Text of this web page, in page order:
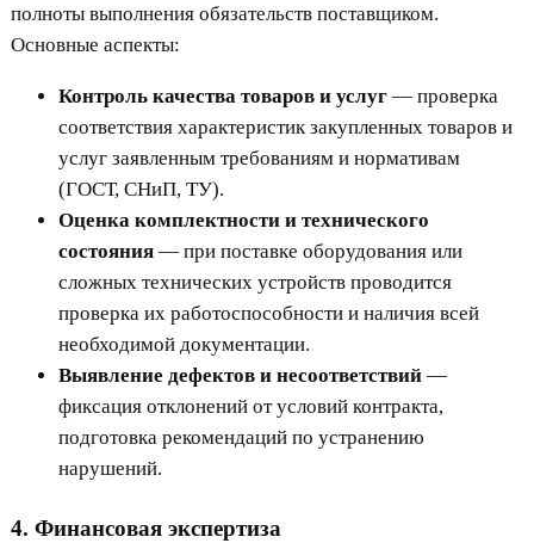
полноты выполнения обязательств поставщиком.
Основные аспекты:
Контроль качества товаров и услуг— проверка
соответствия характеристик закупленных товаров и
услуг заявленным требованиям и нормативам
(ГОСТ, СНиП, ТУ).
Оценка комплектности и технического
состояния— при поставке оборудования или
сложных технических устройств проводится
проверка их работоспособности и наличия всей
необходимой документации.
Выявление дефектов и несоответствий—
фиксация отклонений от условий контракта,
подготовка рекомендаций по устранению
нарушений.
4. Финансовая экспертиза